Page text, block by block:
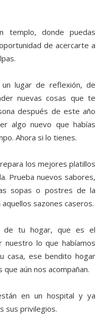
templo, donde puedas
de acercarte a
lugar de reflexión, de
nuevas cosas que te
después de este año
algo nuevo que habías
Ahora si lo tienes.
los mejores platillos
Prueba nuevos sabores,
sopas o postres de la
sazones caseros.
de tu hogar, que es el
nuestro lo que habíamos
casa, ese bendito hogar
aún nos acompañan.
en un hospital y ya
sus privilegios.